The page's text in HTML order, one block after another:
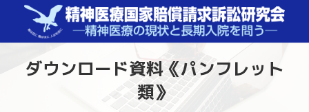
ダウンロード資料《パンフレット
類》